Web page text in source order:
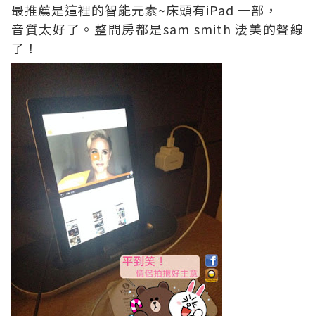
最推薦是這裡的智能元素~床頭有iPad 一部，
音質太好了。整間房都是sam smith 淒美的聲線
了！